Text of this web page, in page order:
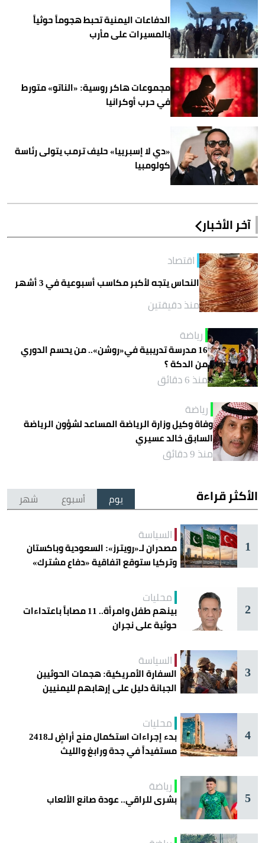
الدفاعات اليمنية تحبط هجوماً حوثياً
بالمسيرات على مأرب
مجموعات هاكر روسية: «الناتو» متورط
في حرب أوكرانيا
«دي لا إسبرييا» حليف ترمب يتولى رئاسة
كولومبيا
آخر الأخبار
اقتصاد
النحاس يتجه لأكبر مكاسب أسبوعية في 3 أشهر
منذ دقيقتين
رياضة
16 مدرسة تدريبية في«روشن».. من يحسم الدوري
من الدكة ؟
منذ 6 دقائق
رياضة
وفاة وكيل وزارة الرياضة المساعد لشؤون الرياضة
السابق خالد عسيري
منذ 9 دقائق
الأكثر قراءة يوم أسبوع شهر
1
السياسة
مصدران لـ«رويترز»: السعودية وباكستان
وتركيا ستوقع اتفاقية «دفاع مشترك»
2
محليات
بينهم طفل وامرأة.. 11 مصاباً باعتداءات
حوثية على نجران
3
السياسة
السفارة الأمريكية: هجمات الحوثيين
الجبانة دليل على إرهابهم لليمنيين
4
محليات
بدء إجراءات استكمال منح أراضٍ لـ2418
مستفيداً في جدة ورابغ والليث
5
رياضة
بشرى للراقي.. عودة صانع الألعاب